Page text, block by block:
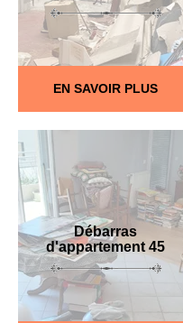
EN SAVOIR PLUS
Débarras
d'appartement 45